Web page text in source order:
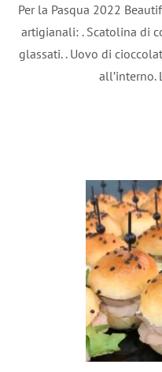
Per la Pasqua 2022
artigianali: . Scatolina di
glassati. . Uovo di
all’interno.